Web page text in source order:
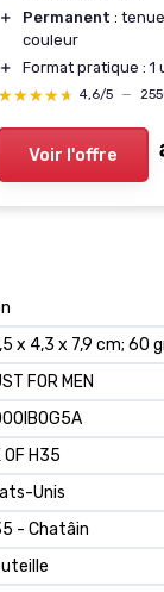
＋
Permanent :
couleur
＋
Format pratique : 1
★★★★★
★★★★★ 4,6/5 —
Voir l'offre
x 4,3 x 7,9 cm; 60
FOR MEN
OF H35
Unis
- Chatâin